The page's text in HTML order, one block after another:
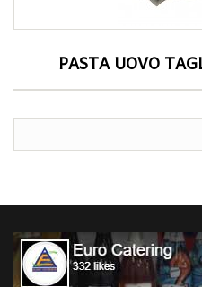
PASTA UOVO